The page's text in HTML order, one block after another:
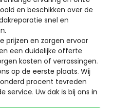
en beschikken over de
snel en
prijzen en zorgen ervoor
een duidelijke offerte
kosten of verrassingen.
op de eerste plaats. Wij
procent tevreden
service. Uw dak is bij ons in